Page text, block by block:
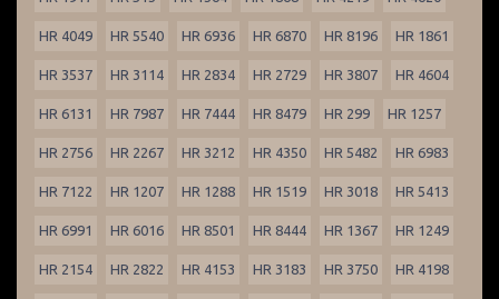
HR 4049 HR 5540 HR 6936 HR 6870 HR 8196 HR 1861
HR 3537 HR 3114 HR 2834 HR 2729 HR 3807 HR 4604
HR 6131 HR 7987 HR 7444 HR 8479 HR 299 HR 1257
HR 2756 HR 2267 HR 3212 HR 4350 HR 5482 HR 6983
HR 7122 HR 1207 HR 1288 HR 1519 HR 3018 HR 5413
HR 6991 HR 6016 HR 8501 HR 8444 HR 1367 HR 1249
HR 2154 HR 2822 HR 4153 HR 3183 HR 3750 HR 4198